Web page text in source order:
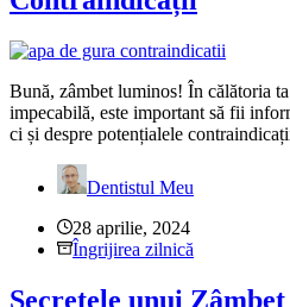
Bună, zâmbet luminos! În călătoria
impecabilă, este important să fii
ci și despre potențialele
Dentistul Meu
28 aprilie, 2024
Îngrijirea zilnică
Secretele unui